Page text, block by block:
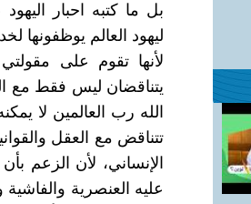
بل ما كتبه احبار
ليهود العالم
لأنها تقوم على
يتناقضان ليس فقط مع
الله رب العالمين لا
تتناقض مع العقل
الإنساني، لأن الزعم
عليه العنصرية